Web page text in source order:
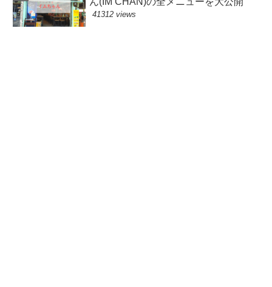
41312 views